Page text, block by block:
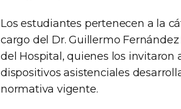
Los estudiantes pertenecen a la
cargo del Dr. Guillermo
del Hospital, quienes los invitaron
dispositivos asistenciales
normativa vigente.